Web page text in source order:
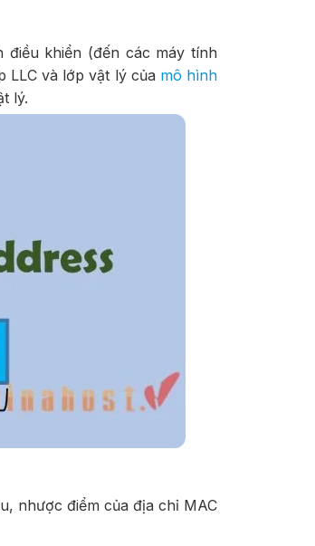
khiển (đến các máy tính
LLC và lớp vật lý của mô hình
lý.
nhược điểm của địa chỉ MAC